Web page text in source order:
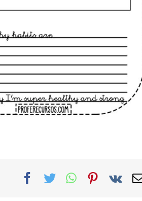
Facebook
TwitterWhatsAppPinterest
Vk